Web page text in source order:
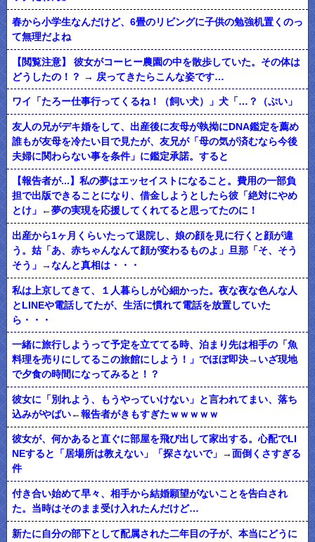
春から小学生なんだけど、6畳のリビングに子供の勉強机置くのっ
て無理だよね
【閲覧注意】 彼女がコーヒー農園の中を散歩していた。その体は
どうしたの！？ → 戻ってきたらこんな姿です…
ワイ「たろー仕事行ってくるね！（飼い犬）」犬「…？（ぷい」
友人の兄がデキ婚をして、出産後に友母が執拗にDNA鑑定を薦め
誰もが友母を冷たい目で見たが、友兄が「母の気が済むなら今後
夫婦に関わらない事を条件」に鑑定承諾。すると
【報告者が...】私の夢はエッセイストになること。費用の一部負
担で出版できることになり、借金しようとしたら彼「絶対にやめ
とけ」←夢の実現を応援してくれてると思ってたのに！
出産から1ヶ月くらいたって退院し、娘の顔を見に行くと顔が違
う。姑「あ、赤ちゃんなんて顔が変わるものよ」旦那「そ、そう
そう」→なんと真相は・・・
私は上京してきて、１人暮らしが心細かった。夜な夜な色んな人
とLINEや電話してたが、生活に慣れて電話を放置していた
ら・・・
一緒に旅行しようって予定を立ててる時、泊まり先は相手の「魚
料理を売りにしてるこの旅館にしよう！」でほぼ即決→いざ現地
で夕食の時間になってみると！？
彼女に「別れよう、もうやっていけない」と言われてまい、落ち
込みがやばい←報告者がきもすぎたｗｗｗｗｗ
彼女が、何かあると直ぐに部屋を飛び出して家出する。心配でLI
NEすると「居場所は教えない」「探さないで」→面倒くさすぎる
件
付き合い始めて早々、相手から結婚願望がないことを告白され
た。当時はそのまま受け入れたんだけど…
新たに自分の部下として配属された二年目の子が、本当にどうに